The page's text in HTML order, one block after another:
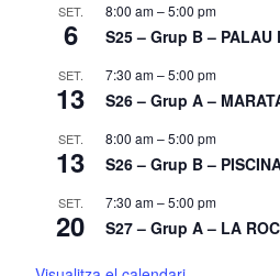
SET.
6
8:00 am–5:00 pm
S25 – Grup B – PALAU
SET.
13
7:30 am–5:00 pm
S26 – Grup A –
SET.
13
8:00 am–5:00 pm
S26 – Grup B –
SET.
20
7:30 am–5:00 pm
S27 – Grup A – LA